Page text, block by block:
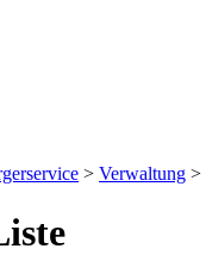
> Verwaltung >